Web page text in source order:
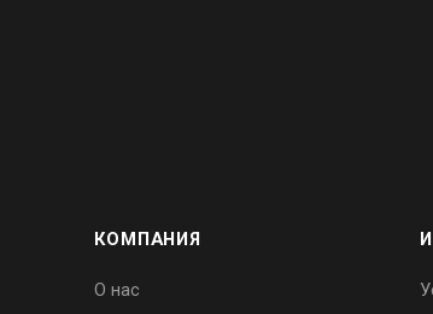
КОМПАНИЯ
О нас